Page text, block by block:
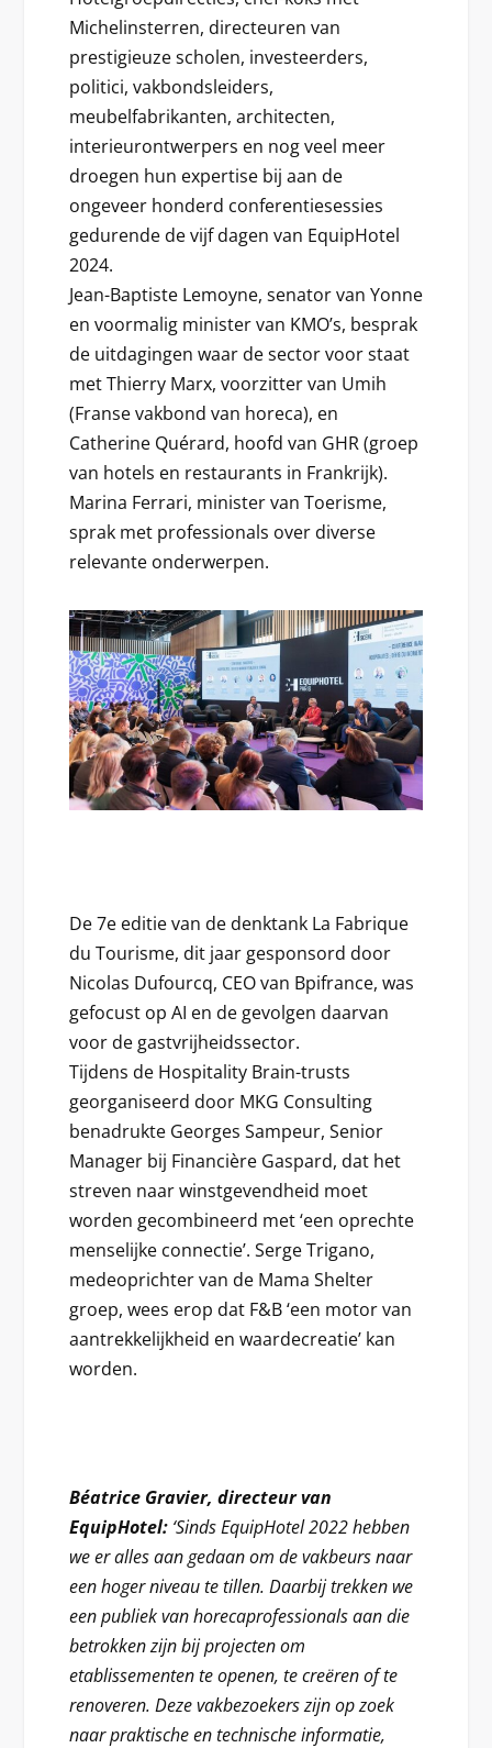
Michelinsterren, directeuren van
prestigieuze scholen, investeerders,
politici, vakbondsleiders,
meubelfabrikanten, architecten,
interieurontwerpers en nog veel meer
droegen hun expertise bij aan de
ongeveer honderd conferentiesessies
gedurende de vijf dagen van EquipHotel
2024.
Jean-Baptiste Lemoyne, senator van Yonne
en voormalig minister van KMO’s, besprak
de uitdagingen waar de sector voor staat
met Thierry Marx, voorzitter van Umih
(Franse vakbond van horeca), en
Catherine Quérard, hoofd van GHR (groep
van hotels en restaurants in Frankrijk).
Marina Ferrari, minister van Toerisme,
sprak met professionals over diverse
relevante onderwerpen.
De 7e editie van de denktank La Fabrique
du Tourisme, dit jaar gesponsord door
Nicolas Dufourcq, CEO van Bpifrance, was
gefocust op AI en de gevolgen daarvan
voor de gastvrijheidssector.
Tijdens de Hospitality Brain-trusts
georganiseerd door MKG Consulting
benadrukte Georges Sampeur, Senior
Manager bij Financière Gaspard, dat het
streven naar winstgevendheid moet
worden gecombineerd met ‘een oprechte
menselijke connectie’. Serge Trigano,
medeoprichter van de Mama Shelter
groep, wees erop dat F&B ‘een motor van
aantrekkelijkheid en waardecreatie’ kan
worden.
Béatrice Gravier, directeur van
EquipHotel:‘Sinds EquipHotel 2022 hebben
we er alles aan gedaan om de vakbeurs naar
een hoger niveau te tillen. Daarbij trekken we
een publiek van horecaprofessionals aan die
betrokken zijn bij projecten om
etablissementen te openen, te creëren of te
renoveren. Deze vakbezoekers zijn op zoek
naar praktische en technische informatie,